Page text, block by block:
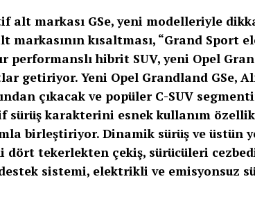
alt markası GSe, yeni modelleriyle
markasının kısaltması, “Grand Sport
performanslı hibrit SUV, yeni Opel
getiriyor. Yeni Opel Grandland GSe,
çıkacak ve popüler C-SUV
sürüş karakterini esnek kullanım
birleştiriyor. Dinamik sürüş ve üstün
tekerlekten çekiş, sürücüleri
sistemi, elektrikli ve emisyonsuz